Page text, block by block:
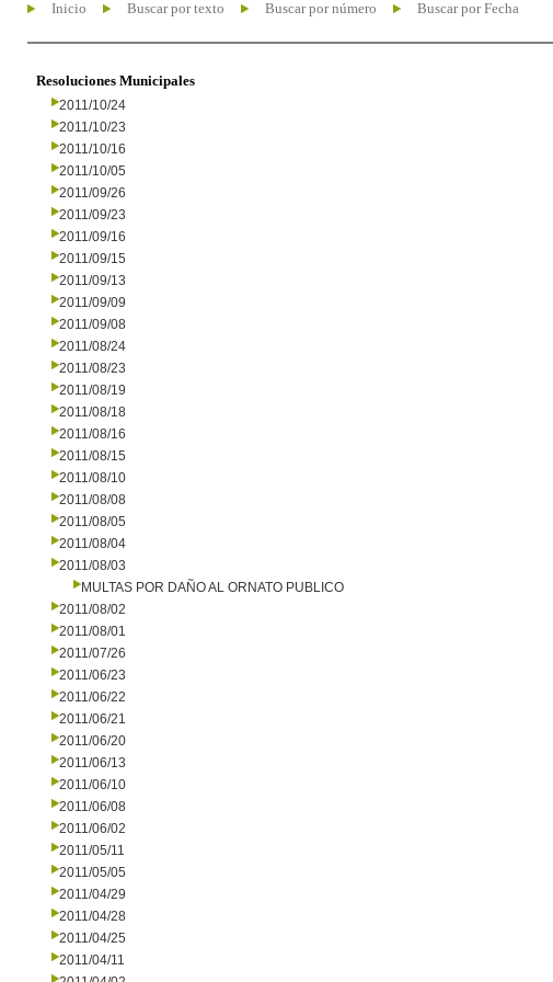
Inicio Buscar por texto Buscar por número Buscar por Fecha
Resoluciones Municipales
2011/10/24
2011/10/23
2011/10/16
2011/10/05
2011/09/26
2011/09/23
2011/09/16
2011/09/15
2011/09/13
2011/09/09
2011/09/08
2011/08/24
2011/08/23
2011/08/19
2011/08/18
2011/08/16
2011/08/15
2011/08/10
2011/08/08
2011/08/05
2011/08/04
2011/08/03
MULTAS POR DAÑO AL ORNATO PUBLICO
2011/08/02
2011/08/01
2011/07/26
2011/06/23
2011/06/22
2011/06/21
2011/06/20
2011/06/13
2011/06/10
2011/06/08
2011/06/02
2011/05/11
2011/05/05
2011/04/29
2011/04/28
2011/04/25
2011/04/11